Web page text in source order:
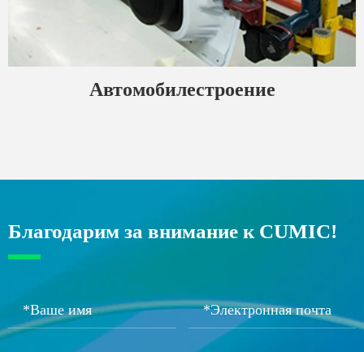
Автомобилестроение
Благодарим за внимание к CUMIC!